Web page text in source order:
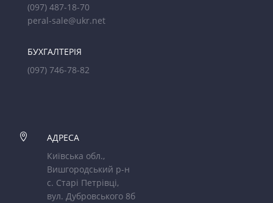
(097) 487-18-70
peral-sale@ukr.net
БУХГАЛТЕРІЯ
(097) 746-78-82

АДРЕСА
Київська обл.,
Вишгородський р-н
с. Старі Петрівці,
вул. Дубровського 8б